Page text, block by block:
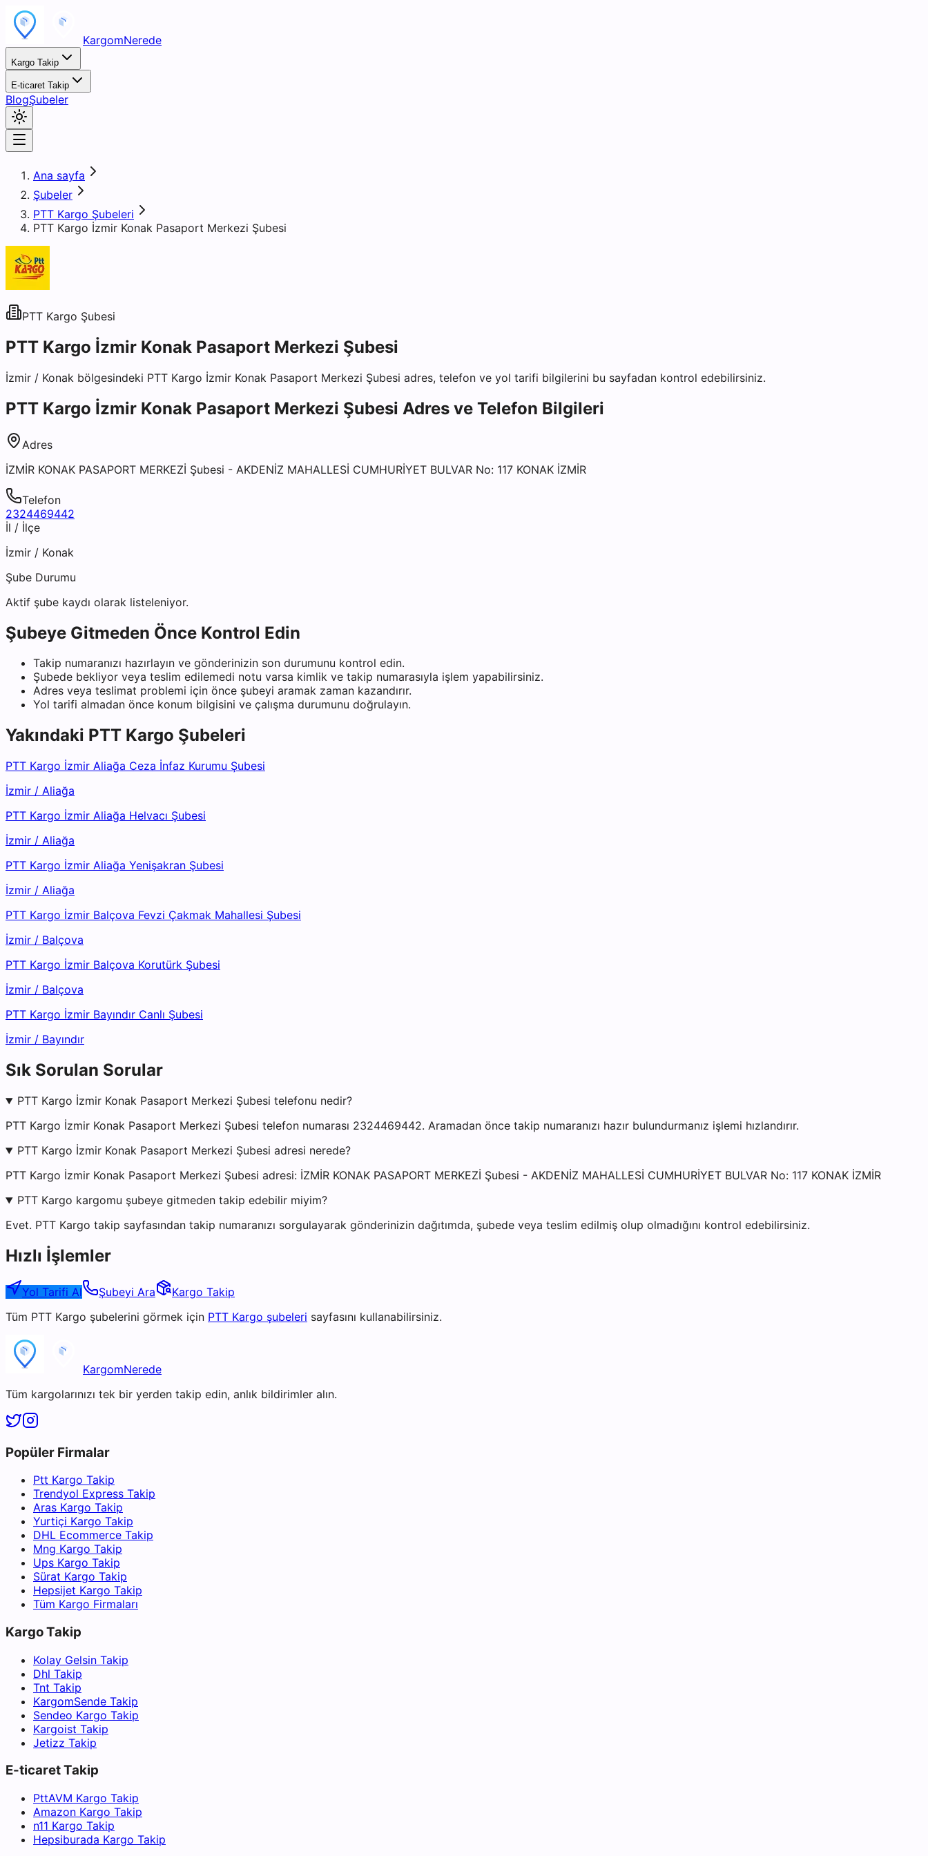
KargomNerede
Kargo Takip
E-ticaret Takip
BlogŞubeler
Ana sayfa
Şubeler
PTT Kargo Şubeleri
PTT Kargo İzmir Konak Pasaport Merkezi Şubesi
PTT Kargo Şubesi
PTT Kargo İzmir Konak Pasaport Merkezi Şubesi
İzmir / Konak bölgesindeki PTT Kargo İzmir Konak Pasaport Merkezi Şubesi adres, telefon ve yol tarifi bilgilerini bu sayfadan kontrol edebilirsiniz.
PTT Kargo İzmir Konak Pasaport Merkezi Şubesi Adres ve Telefon Bilgileri
Adres
İZMİR KONAK PASAPORT MERKEZİ Şubesi - AKDENİZ MAHALLESİ CUMHURİYET BULVAR No: 117 KONAK İZMİR
Telefon
2324469442
İl / İlçe
İzmir / Konak
Şube Durumu
Aktif şube kaydı olarak listeleniyor.
Şubeye Gitmeden Önce Kontrol Edin
Takip numaranızı hazırlayın ve gönderinizin son durumunu kontrol edin.
Şubede bekliyor veya teslim edilemedi notu varsa kimlik ve takip numarasıyla işlem yapabilirsiniz.
Adres veya teslimat problemi için önce şubeyi aramak zaman kazandırır.
Yol tarifi almadan önce konum bilgisini ve çalışma durumunu doğrulayın.
Yakındaki PTT Kargo Şubeleri
PTT Kargo İzmir Aliağa Ceza İnfaz Kurumu Şubesi
İzmir / Aliağa
PTT Kargo İzmir Aliağa Helvacı Şubesi
İzmir / Aliağa
PTT Kargo İzmir Aliağa Yenişakran Şubesi
İzmir / Aliağa
PTT Kargo İzmir Balçova Fevzi Çakmak Mahallesi Şubesi
İzmir / Balçova
PTT Kargo İzmir Balçova Korutürk Şubesi
İzmir / Balçova
PTT Kargo İzmir Bayındır Canlı Şubesi
İzmir / Bayındır
Sık Sorulan Sorular
PTT Kargo İzmir Konak Pasaport Merkezi Şubesi telefonu nedir?
PTT Kargo İzmir Konak Pasaport Merkezi Şubesi telefon numarası 2324469442. Aramadan önce takip numaranızı hazır bulundurmanız işlemi hızlandırır.
PTT Kargo İzmir Konak Pasaport Merkezi Şubesi adresi nerede?
PTT Kargo İzmir Konak Pasaport Merkezi Şubesi adresi: İZMİR KONAK PASAPORT MERKEZİ Şubesi - AKDENİZ MAHALLESİ CUMHURİYET BULVAR No: 117 KONAK İZMİR
PTT Kargo kargomu şubeye gitmeden takip edebilir miyim?
Evet. PTT Kargo takip sayfasından takip numaranızı sorgulayarak gönderinizin dağıtımda, şubede veya teslim edilmiş olup olmadığını kontrol edebilirsiniz.
Hızlı İşlemler
Yol Tarifi Al Şubeyi Ara
Kargo Takip
Tüm PTT Kargo şubelerini görmek için PTT Kargo şubeleri sayfasını kullanabilirsiniz.
KargomNerede
Tüm kargolarınızı tek bir yerden takip edin, anlık bildirimler alın.
Popüler Firmalar
Ptt Kargo Takip
Trendyol Express Takip
Aras Kargo Takip
Yurtiçi Kargo Takip
DHL Ecommerce Takip
Mng Kargo Takip
Ups Kargo Takip
Sürat Kargo Takip
Hepsijet Kargo Takip
Tüm Kargo Firmaları
Kargo Takip
Kolay Gelsin Takip
Dhl Takip
Tnt Takip
KargomSende Takip
Sendeo Kargo Takip
Kargoist Takip
Jetizz Takip
E-ticaret Takip
PttAVM Kargo Takip
Amazon Kargo Takip
n11 Kargo Takip
Hepsiburada Kargo Takip